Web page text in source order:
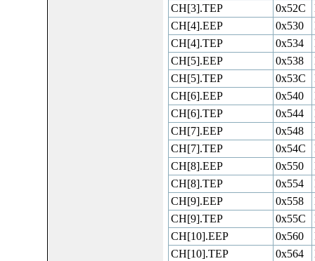
CH[3].TEP
0x52C
CH[4].EEP
0x530
CH[4].TEP
0x534
CH[5].EEP
0x538
CH[5].TEP
0x53C
CH[6].EEP
0x540
CH[6].TEP
0x544
CH[7].EEP
0x548
CH[7].TEP
0x54C
CH[8].EEP
0x550
CH[8].TEP
0x554
CH[9].EEP
0x558
CH[9].TEP
0x55C
CH[10].EEP
0x560
CH[10].TEP
0x564